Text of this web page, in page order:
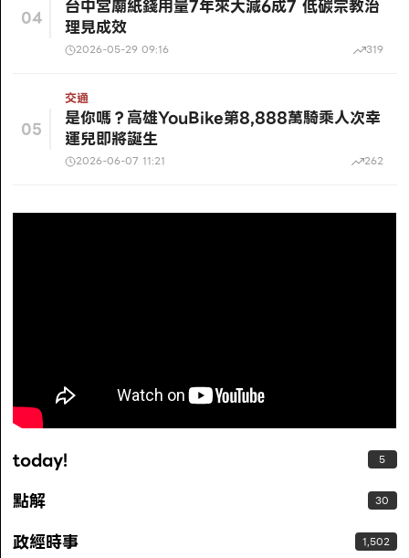
04
台中宮廟紙錢用量7年來大減6成7 低碳宗教治
理見成效
2026-05-29 09:16 319
05
交通
是你嗎？高雄YouBike第8,888萬騎乘人次幸
運兒即將誕生
2026-06-07 11:21 262
today! 5
點解 30
政經時事 1,502